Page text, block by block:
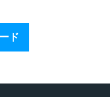
ド